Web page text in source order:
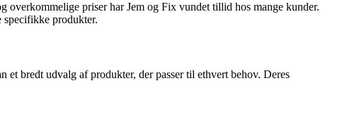
priser har Jem og Fix vundet tillid hos mange kunder.
specifikke produkter.
bredt udvalg af produkter, der passer til ethvert behov. Deres